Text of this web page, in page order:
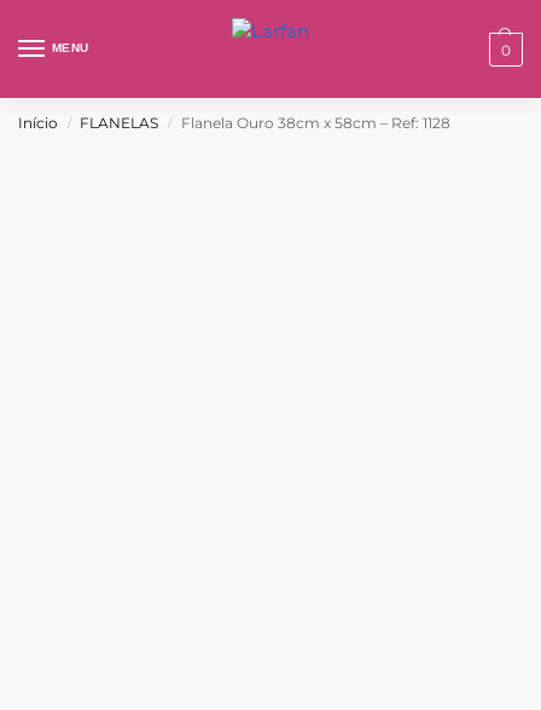
MENU 0
Início / FLANELAS / Flanela Ouro 38cm x 58cm – Ref: 1128